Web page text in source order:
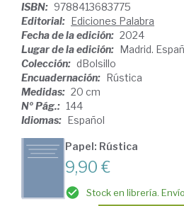
ISBN: 9788413683775
Editorial: Ediciones Palabra
Fecha de la edición: 2024
Lugar de la edición: Madrid.
Colección: dBolsillo
Encuadernación: Rústica
Medidas: 20 cm
Nº Pág.: 144
Idiomas: Español
Papel: Rústica
9,90 €
Stock en librería.